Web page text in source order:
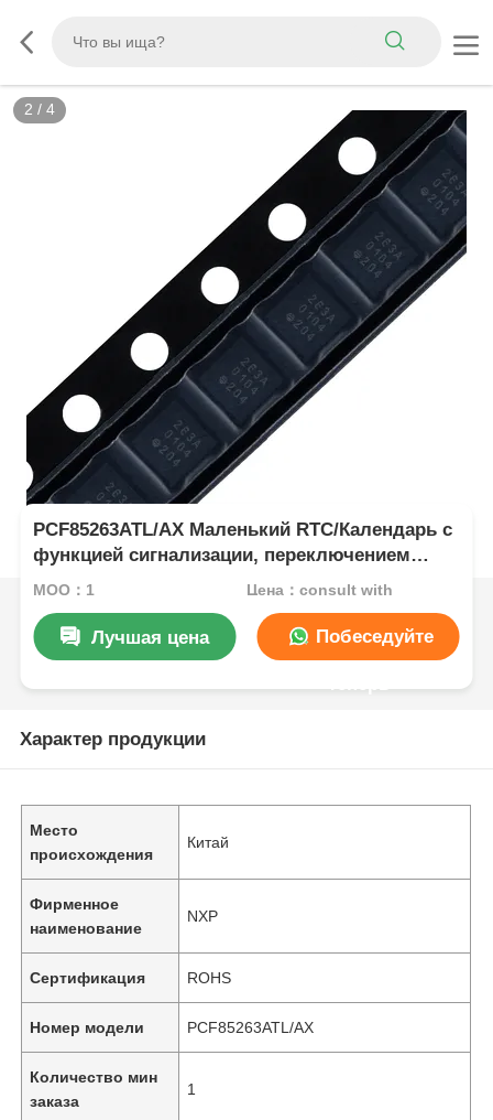
3 / 4
PCF85263ATL/AX Маленький RTC/Календарь с
функцией сигнализации, переключением
батареи, вводом штампа времени и I2C-
MOQ：1 Цена：consult with
Лучшая цена Побеседуйте
Характер продукции
Место
происхождения
Китай
Фирменное
наименование
NXP
Сертификация ROHS
Номер модели PCF85263ATL/AX
Количество мин
заказа
1